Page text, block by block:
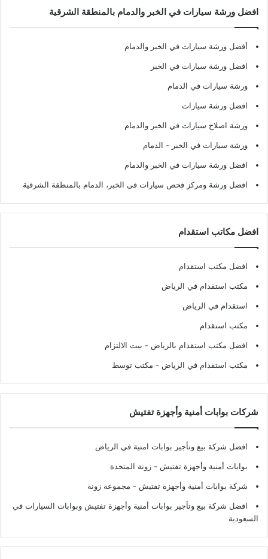
افضل ورشة سيارات في الخبر والدمام بالمنطقة الشرقية
أفضل ورشة سيارات في الخبر والدمام
افضل ورشة سيارات في الخبر
ورشة سيارات في الدمام
افضل ورشة سيارات
ورشة اصلاح سيارات في الخبر والدمام
ورشة سيارات في الخبر - الدمام
افضل ورشة سيارات في الخبر والدمام
افضل ورشة ومركز فحص سيارات في الخبر، الدمام بالمنطقة الشرقية
افضل مكاتب استقدام
افضل مكتب استقدام
مكتب استقدام في الرياض
استقدام في الرياض
مكتب استقدام
افضل مكتب استقدام بالرياض - بيت الالتزام
مكتب استقدام في الرياض - مكتب توسط
شركات بوابات أمنية وأجهزة تفتيش
افضل شركة بيع وتأجير بوابات امنية في الرياض
بوابات أمنية وأجهزة تفتيش - زونة المتحدة
شركة بوابات أمنية وأجهزة تفتيش - مجموعة زونة
افضل شركة بيع وتأجير بوابات أمنية وأجهزة تفتيش وبوابات السيارات في
السعودية